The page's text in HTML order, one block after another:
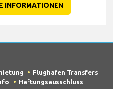
INFORMATIONEN
Flughafen Transfers
Haftungsausschluss